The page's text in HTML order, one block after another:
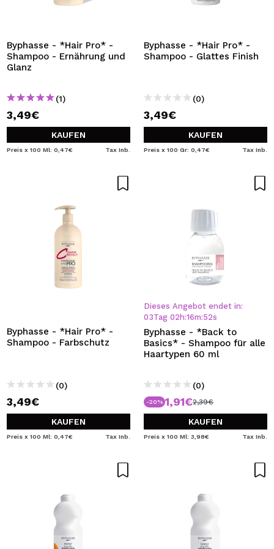
Byphasse - *Hair Pro* -
Shampoo - Ernährung und
Glanz
(1)
3,49€
KAUFEN
Preis x 100 Ml: 0,47€ Tax Inb.
Byphasse - *Hair Pro* -
Shampoo - Glattes Finish
(0)
3,49€
KAUFEN
Preis x 100 Gr: 0,47€ Tax Inb.
Byphasse - *Hair Pro* -
Shampoo - Farbschutz
(0)
3,49€
KAUFEN
Preis x 100 Ml: 0,47€ Tax Inb.
Dieses Angebot endet in:
03Tag 02 h:16m:51s
Byphasse - *Back to
Basics* - Shampoo für alle
Haartypen 60 ml
(0)
-20% 1,91€2,39€
KAUFEN
Preis x 100 Ml: 3,98€ Tax Inb.